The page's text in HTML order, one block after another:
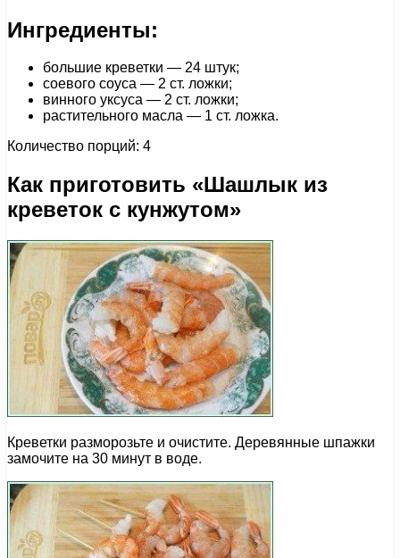
Ингредиенты:
большие креветки — 24 штук;
соевого соуса — 2 ст. ложки;
винного уксуса — 2 ст. ложки;
растительного масла — 1 ст. ложка.
Количество порций: 4
Как приготовить «Шашлык из
креветок с кунжутом»
Креветки разморозьте и очистите. Деревянные шпажки
замочите на 30 минут в воде.